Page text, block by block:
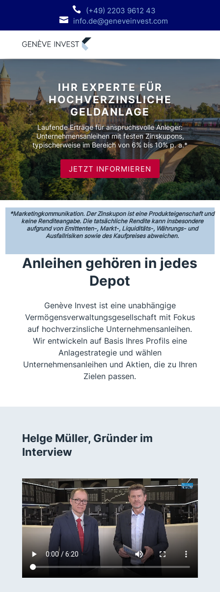
(+49) 2203 9612 43
info.de@geneveinvest.com
IHR EXPERTE FÜR
HOCHVERZINSLICHE
GELDANLAGE
Laufende Erträge für anspruchsvolle Anleger:
Unternehmensanleihen mit festen Zinskupons,
typischerweise im Bereich von 6% bis 10% p. a.*
JETZT INFORMIEREN
*Marketingkommunikation. Der Zinskupon ist eine Produkteigenschaft und
keine Renditeangabe. Die tatsächliche Rendite kann insbesondere
aufgrund von Emittenten-, Markt-, Liquiditäts-, Währungs- und
Ausfallrisiken sowie des Kaufpreises abweichen.
Anleihen gehören in jedes
Depot
Genève Invest ist eine unabhängige
Vermögensverwaltungsgesellschaft mit Fokus
auf hochverzinsliche Unternehmensanleihen.
Wir entwickeln auf Basis Ihres Profils eine
Anlagestrategie und wählen
Unternehmensanleihen und Aktien, die zu Ihren
Zielen passen.
Helge Müller, Gründer im
Interview